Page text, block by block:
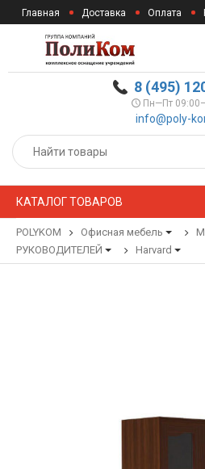
Главная Доставка Оплата
8 (495)
Пн—Пт
info@poly-
КАТАЛОГ ТОВАРОВ
POLYKOM Офисная мебель
РУКОВОДИТЕЛЕЙ
Harvard